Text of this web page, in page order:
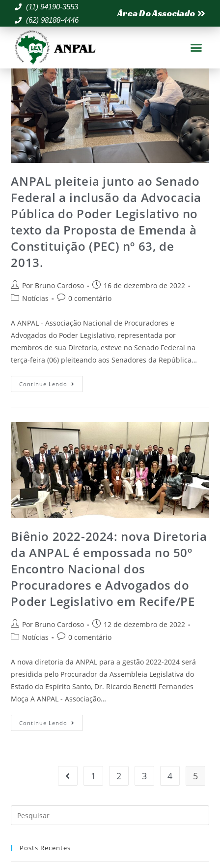
(11) 94190-3553
(62) 98188-4446
Área Do Associado
ANPAL pleiteia junto ao Senado
Federal a inclusão da Advocacia
Pública do Poder Legislativo no
texto da Proposta de Emenda à
Constituição (PEC) nº 63, de
2013.
Por Bruno Cardoso
16 de dezembro de 2022
Notícias
0 comentário
A ANPAL - Associação Nacional de Procuradores e
Advogados do Poder Legislativo, representada por
membros de sua Diretoria, esteve no Senado Federal na
terça-feira (06) pleiteando aos Senadores da República…
Continue Lendo
Biênio 2022-2024: nova Diretoria
da ANPAL é empossada no 50º
Encontro Nacional dos
Procuradores e Advogados do
Poder Legislativo em Recife/PE
Por Bruno Cardoso
12 de dezembro de 2022
Notícias
0 comentário
A nova diretoria da ANPAL para a gestão 2022-2024 será
presidida pelo Procurador da Assembleia Legislativa do
Estado do Espírito Santo, Dr. Ricardo Benetti Fernandes
Moça A ANPAL - Associação…
Continue Lendo
1 2 3 4 5
Posts Recentes